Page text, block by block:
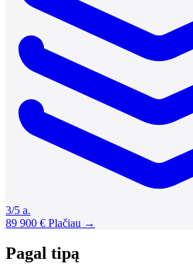
3/5 a.
89 900 € Plačiau →
Pagal tipą